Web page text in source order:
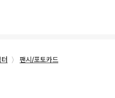
〉
팬시/포토카드